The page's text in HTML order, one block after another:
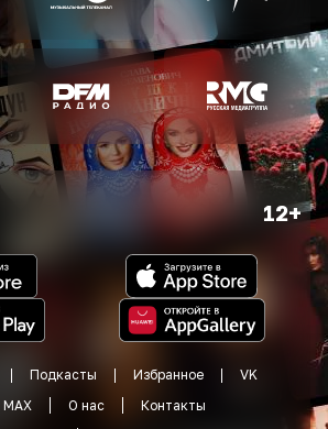
12+
Подкасты Избранное
VK
MAX О нас
Контакты